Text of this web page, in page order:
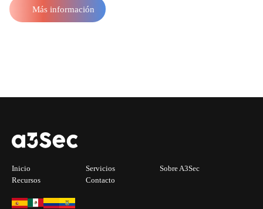
Más información
Inicio Servicios
Sobre A3Sec
Recursos
Contacto